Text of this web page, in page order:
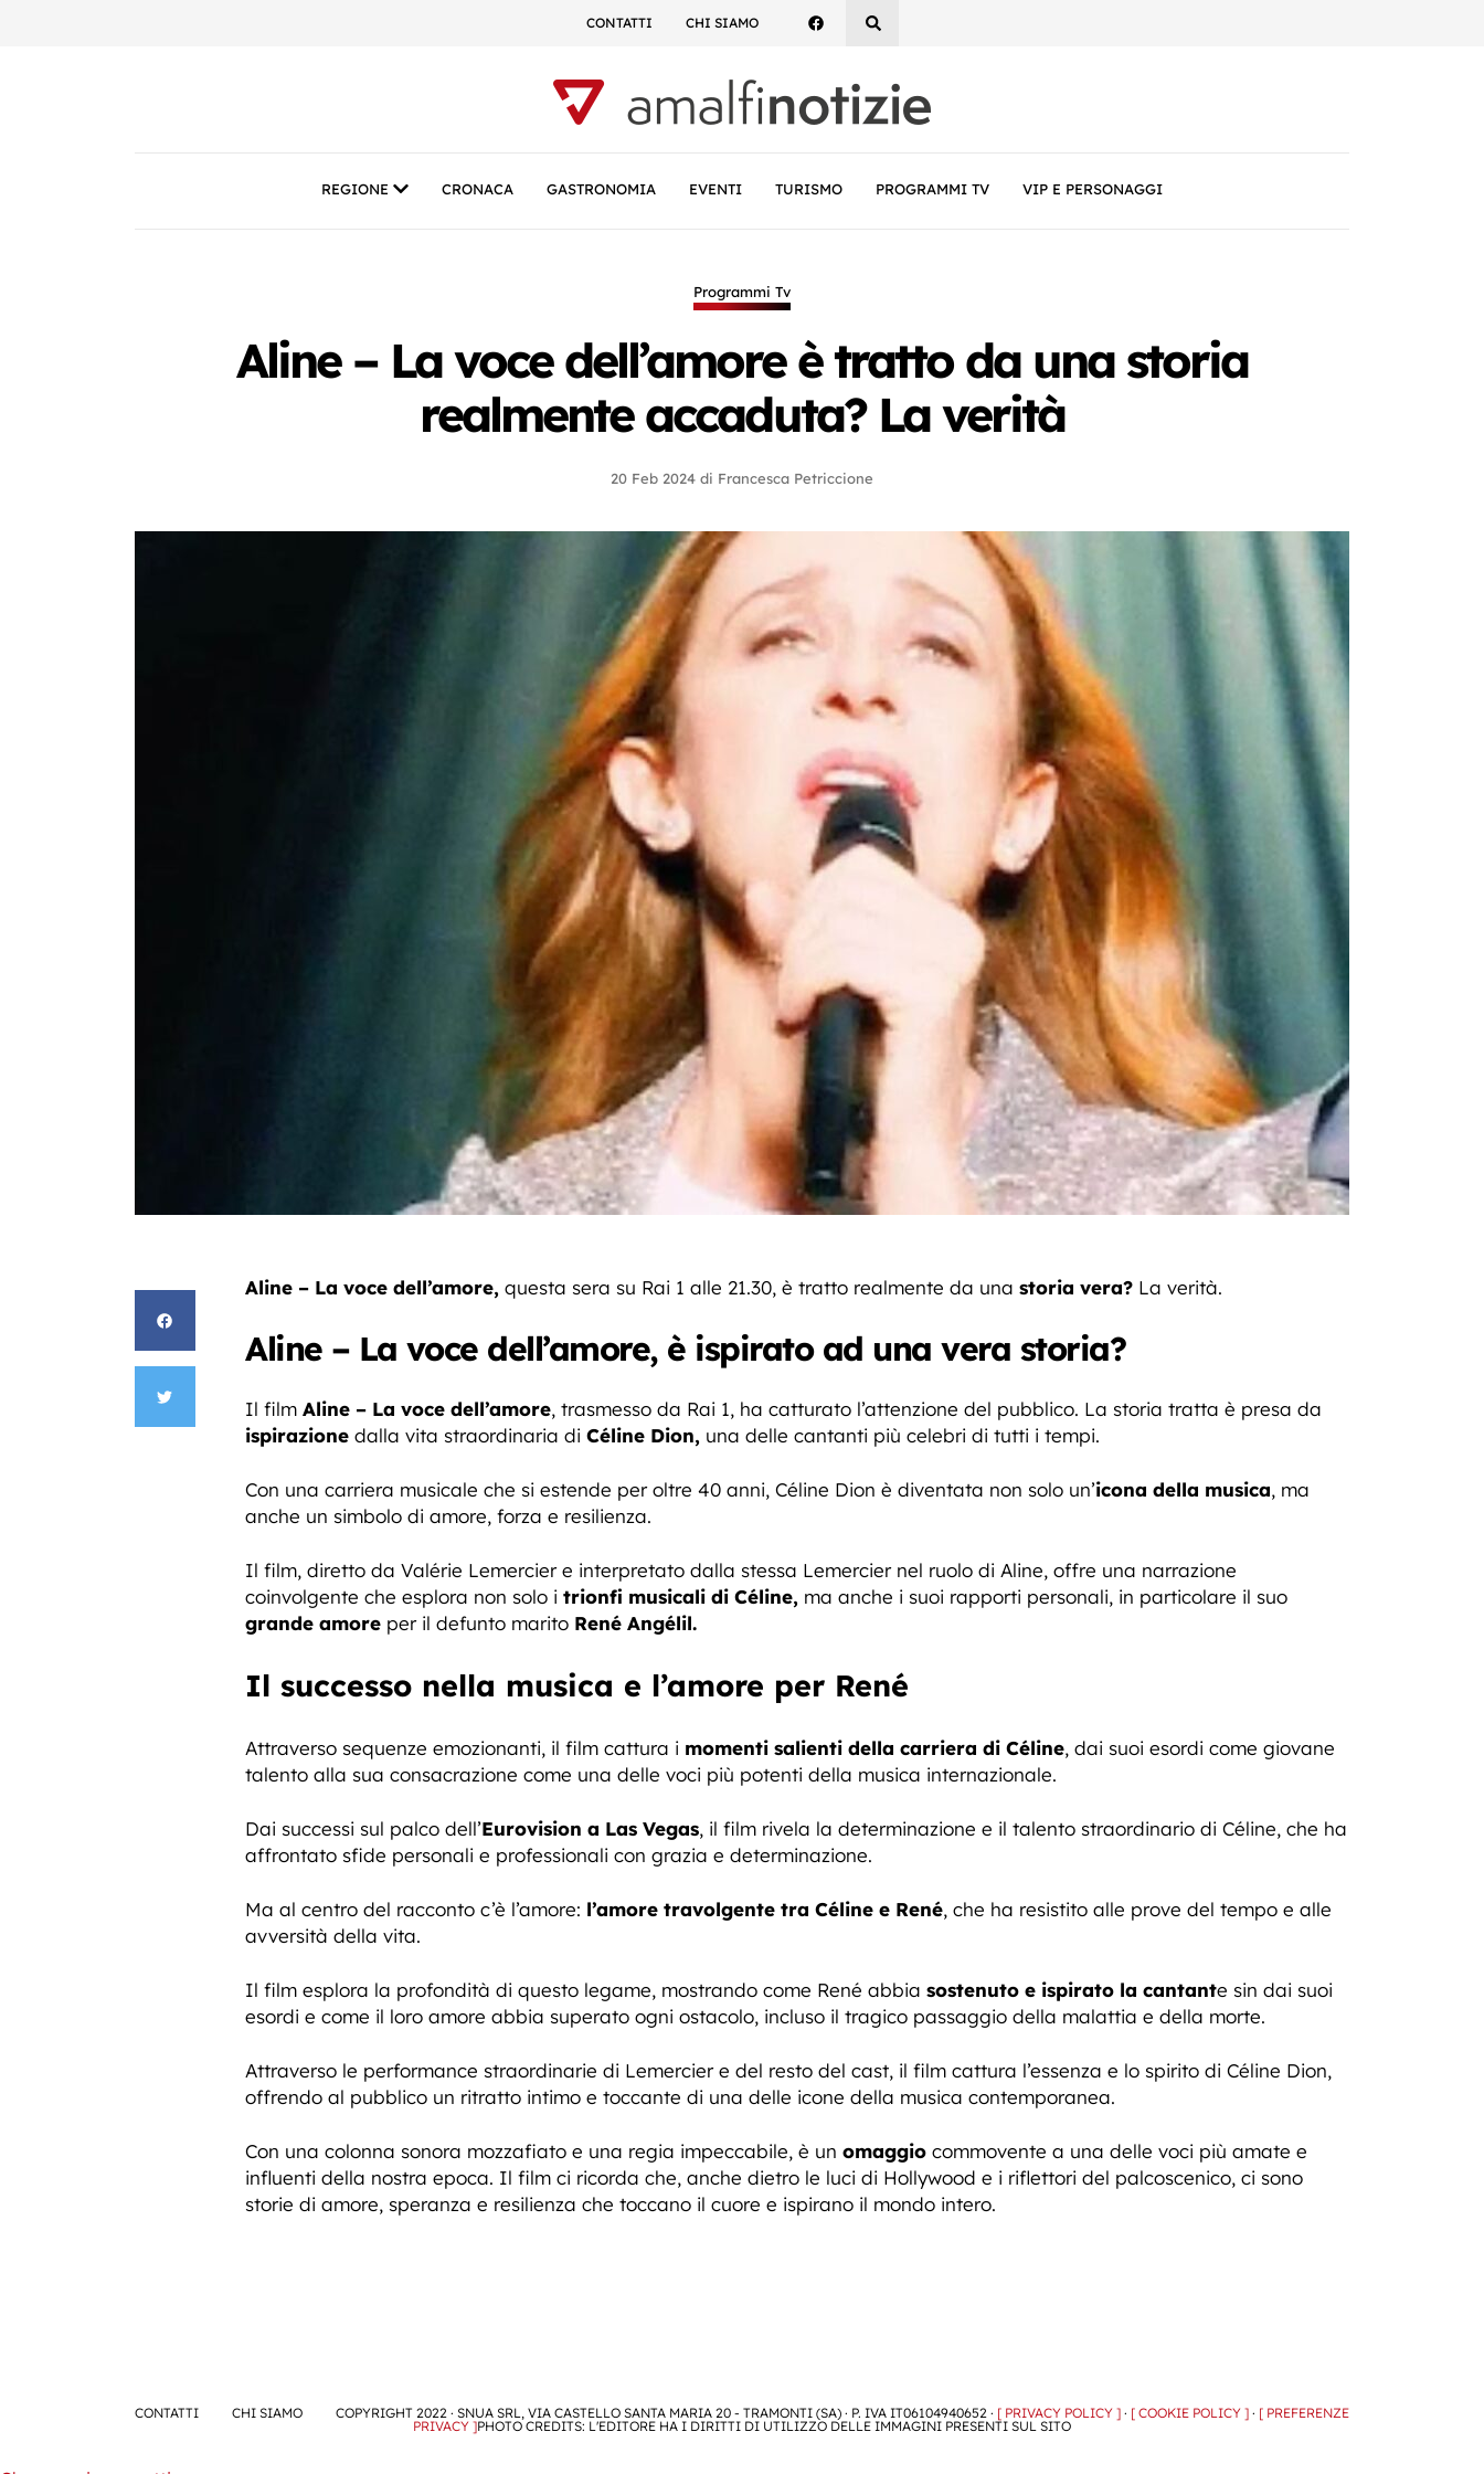
CONTATTI CHI SIAMO
REGIONE CRONACA GASTRONOMIA EVENTI TURISMO PROGRAMMI TV VIP E PERSONAGGI
Programmi Tv
Aline – La voce dell’amore è tratto da una storia
realmente accaduta? La verità
20 Feb 2024 di Francesca Petriccione
Aline – La voce dell’amore, questa sera su Rai 1 alle 21.30, è tratto realmente da una storia vera? La verità.
Aline – La voce dell’amore, è ispirato ad una vera storia?
Il film Aline – La voce dell’amore, trasmesso da Rai 1, ha catturato l’attenzione del pubblico. La storia tratta è presa da
ispirazione dalla vita straordinaria di Céline Dion, una delle cantanti più celebri di tutti i tempi.
Con una carriera musicale che si estende per oltre 40 anni, Céline Dion è diventata non solo un’icona della musica, ma
anche un simbolo di amore, forza e resilienza.
Il film, diretto da Valérie Lemercier e interpretato dalla stessa Lemercier nel ruolo di Aline, offre una narrazione
coinvolgente che esplora non solo i trionfi musicali di Céline, ma anche i suoi rapporti personali, in particolare il suo
grande amore per il defunto marito René Angélil.
Il successo nella musica e l’amore per René
Attraverso sequenze emozionanti, il film cattura i momenti salienti della carriera di Céline, dai suoi esordi come giovane
talento alla sua consacrazione come una delle voci più potenti della musica internazionale.
Dai successi sul palco dell’Eurovision a Las Vegas, il film rivela la determinazione e il talento straordinario di Céline, che ha
affrontato sfide personali e professionali con grazia e determinazione.
Ma al centro del racconto c’è l’amore: l’amore travolgente tra Céline e René, che ha resistito alle prove del tempo e alle
avversità della vita.
Il film esplora la profondità di questo legame, mostrando come René abbia sostenuto e ispirato la cantante sin dai suoi
esordi e come il loro amore abbia superato ogni ostacolo, incluso il tragico passaggio della malattia e della morte.
Attraverso le performance straordinarie di Lemercier e del resto del cast, il film cattura l’essenza e lo spirito di Céline Dion,
offrendo al pubblico un ritratto intimo e toccante di una delle icone della musica contemporanea.
Con una colonna sonora mozzafiato e una regia impeccabile, è un omaggio commovente a una delle voci più amate e
influenti della nostra epoca. Il film ci ricorda che, anche dietro le luci di Hollywood e i riflettori del palcoscenico, ci sono
storie di amore, speranza e resilienza che toccano il cuore e ispirano il mondo intero.
CONTATTI CHI SIAMO COPYRIGHT 2022 · SNUA SRL, VIA CASTELLO SANTA MARIA 20 - TRAMONTI (SA) · P. IVA IT06104940652 · [ PRIVACY POLICY ] · [ COOKIE POLICY ] · [ PREFERENZE
PRIVACY ]PHOTO CREDITS: L'EDITORE HA I DIRITTI DI UTILIZZO DELLE IMMAGINI PRESENTI SUL SITO